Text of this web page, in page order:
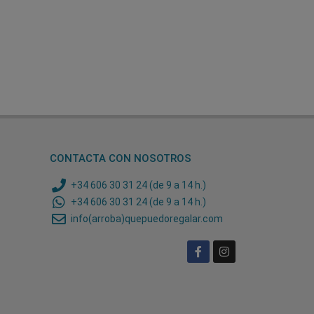
CONTACTA CON NOSOTROS
+34 606 30 31 24 (de 9 a 14 h.)
+34 606 30 31 24 (de 9 a 14 h.)
info(arroba)quepuedoregalar.com